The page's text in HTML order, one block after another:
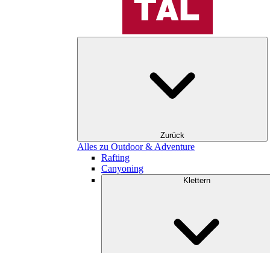
Zurück
Alles zu Outdoor & Adventure
Rafting
Canyoning
Klettern